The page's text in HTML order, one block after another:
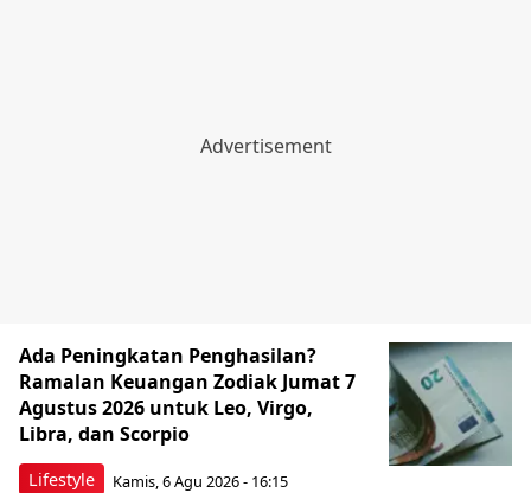
Lifestyle
Ada Peningkatan Penghasilan?
Ramalan Keuangan Zodiak Jumat 7
Agustus 2026 untuk Leo, Virgo,
Libra, dan Scorpio
Kamis, 6 Agu 2026 - 16:15